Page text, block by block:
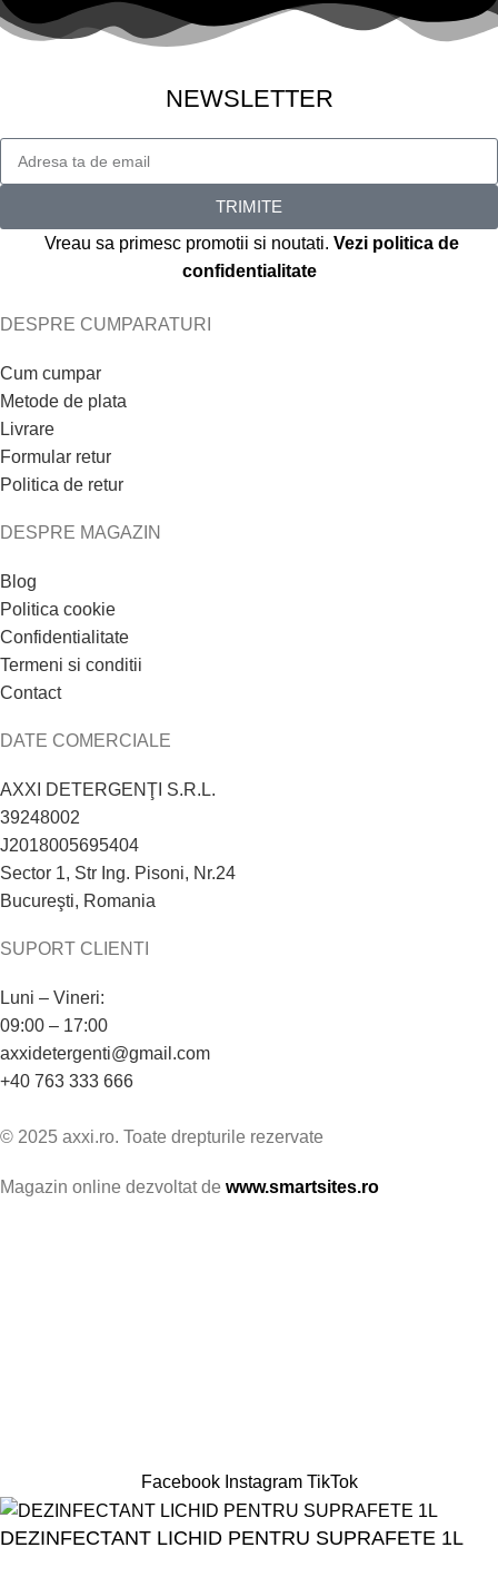
NEWSLETTER
TRIMITE
Vreau sa primesc promotii si noutati. Vezi politica de
confidentialitate
DESPRE CUMPARATURI
Cum cumpar
Metode de plata
Livrare
Formular retur
Politica de retur
DESPRE MAGAZIN
Blog
Politica cookie
Confidentialitate
Termeni si conditii
Contact
DATE COMERCIALE
AXXI DETERGENŢI S.R.L.
39248002
J2018005695404
Sector 1, Str Ing. Pisoni, Nr.24
Bucureşti, Romania
SUPORT CLIENTI
Luni – Vineri:
09:00 – 17:00
axxidetergenti@gmail.com
+40 763 333 666
© 2025 axxi.ro. Toate drepturile rezervate
Magazin online dezvoltat de www.smartsites.ro
Facebook Instagram TikTok
DEZINFECTANT LICHID PENTRU SUPRAFETE 1L